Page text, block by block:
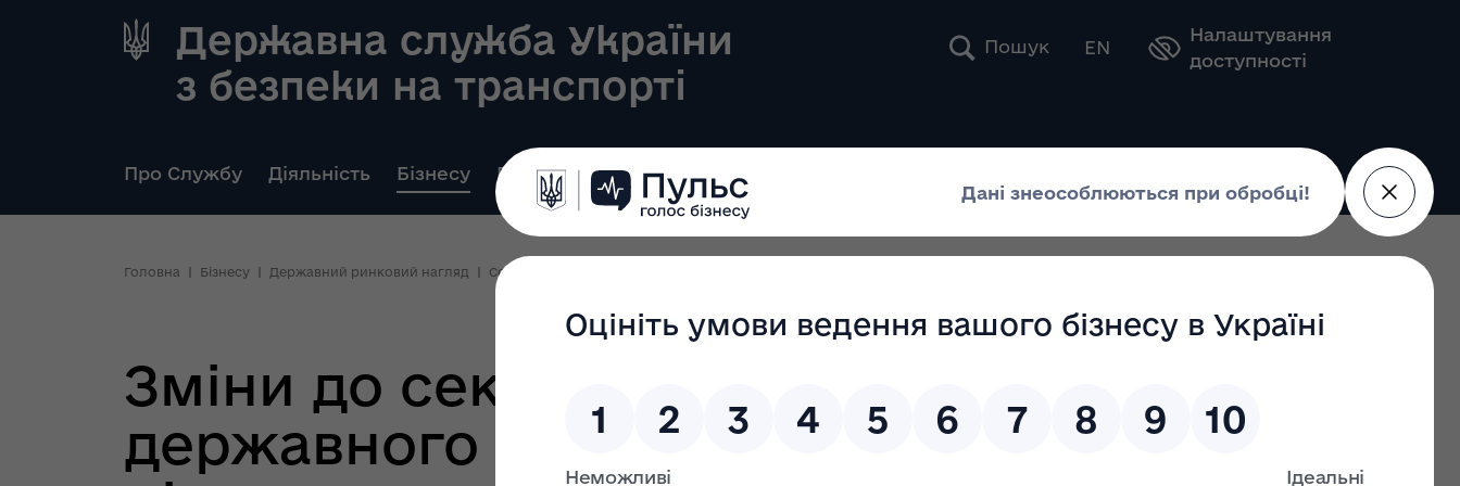
Державна служба України
з безпеки на транспорті
Пошук Оберіть свою мову
EN
Налаштування
доступності
Про Службу Діяльність Бізнесу Реєстри Громадянам
Головна Бізнесу Державний ринковий нагляд Секторальні плани та звіти
Зміни до секторального плану
державного ринкового нагляду на 2025